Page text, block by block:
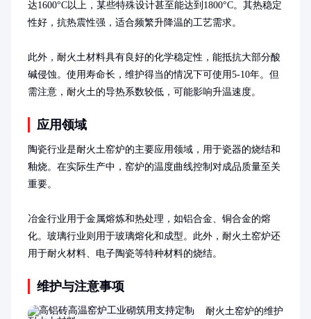
达1600°C以上，某些特殊设计甚至能达到1800°C。其热稳定
性好，抗热震性强，适合频繁升降温的工艺需求。
此外，耐火土材料具有良好的化学稳定性，能抵抗大部分酸
碱侵蚀。使用寿命长，维护得当的情况下可使用5-10年。但
需注意，耐火土的导热系数较低，可能影响升温速度。
应用领域
陶瓷行业是耐火土窑炉的主要应用领域，用于瓷器的烧结和
釉烧。在实际生产中，窑炉的温度曲线控制对成品质量至关
重要。
冶金行业用于金属熔炼和热处理，如铝合金、铜合金的熔
化。玻璃行业则用于玻璃熔化和成型。此外，耐火土窑炉还
用于耐火材料、电子陶瓷等特种材料的烧结。
维护与注意事项
耐火土窑炉的维护